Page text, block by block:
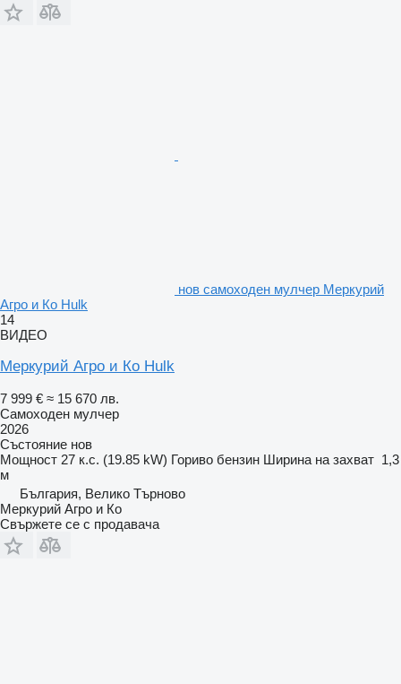
нов самоходен мулчер Меркурий
Агро и Ко Hulk
14
ВИДЕО
Меркурий Агро и Ко Hulk
7 999 € ≈ 15 670 лв.
Самоходен мулчер
2026
Състояние нов
Мощност 27 к.с. (19.85 kW) Гориво бензин Ширина на захват 1,3
м
България, Велико Търново
Меркурий Агро и Ко
Свържете се с продавача